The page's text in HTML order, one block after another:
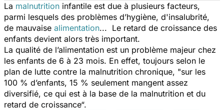
La malnutrition infantile est due à plusieurs facteurs,
parmi lesquels des problèmes d’hygiène, d'insalubrité,
de mauvaise alimentation... Le retard de croissance des
enfants devient alors très important.
La qualité de l’alimentation est un problème majeur chez
les enfants de 6 à 23 mois. En effet, toujours selon le
plan de lutte contre la malnutrition chronique, "sur les
100 % d’enfants, 15 % seulement mangent assez
diversifié, ce qui est à la base de la malnutrition et du
retard de croissance“.